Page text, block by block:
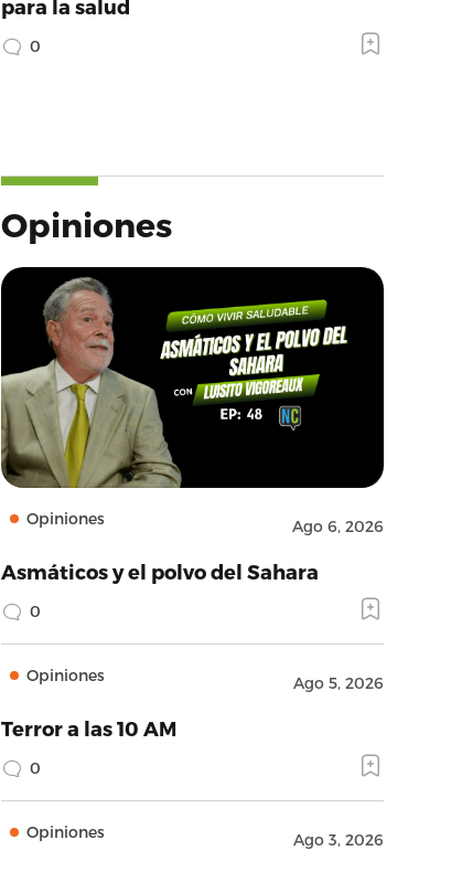
para la salud
0
Opiniones
Opiniones Ago 6, 2026
Asmáticos y el polvo del Sahara
0
Opiniones Ago 5, 2026
Terror a las 10 AM
0
Opiniones Ago 3, 2026